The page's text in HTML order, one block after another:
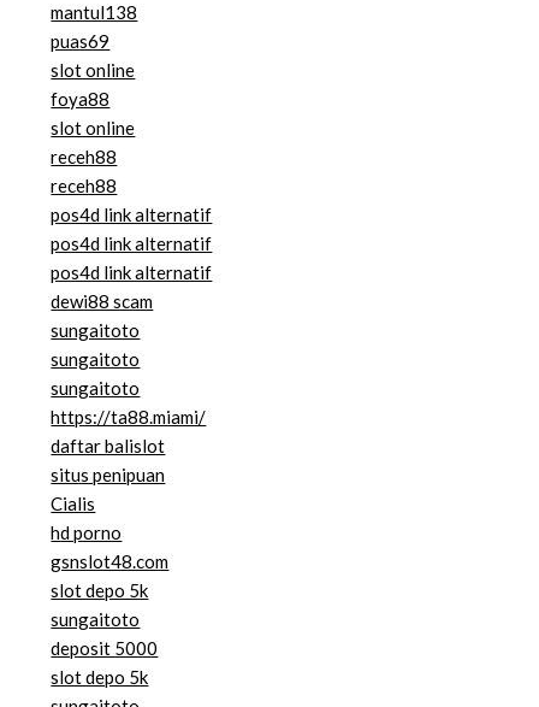
mantul138
puas69
slot online
foya88
slot online
receh88
receh88
pos4d link alternatif
pos4d link alternatif
pos4d link alternatif
dewi88 scam
sungaitoto
sungaitoto
sungaitoto
https://ta88.miami/
daftar balislot
situs penipuan
Cialis
hd porno
gsnslot48.com
slot depo 5k
sungaitoto
deposit 5000
slot depo 5k